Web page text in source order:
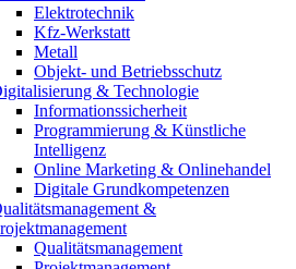
Elektrotechnik
Kfz-Werkstatt
Metall
Objekt- und Betriebsschutz
& Technologie
Informationssicherheit
Programmierung & Künstliche
Intelligenz
Online Marketing & Onlinehandel
Digitale Grundkompetenzen
&
Qualitätsmanagement